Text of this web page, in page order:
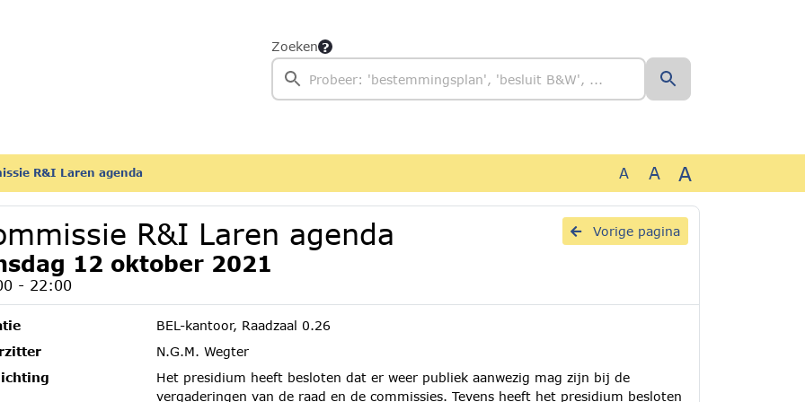
Zoeken
R&I Laren agenda A A A
Vorige pagina
R&I Laren agenda
12 oktober 2021
- 22:00
BEL-kantoor, Raadzaal 0.26
N.G.M. Wegter
Het presidium heeft besloten dat er weer publiek aanwezig mag zijn bij de
vergaderingen van de raad en de commissies. Tevens heeft het presidium besloten